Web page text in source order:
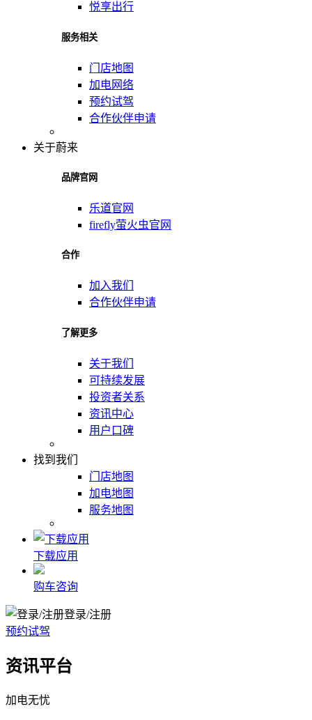
悦享出行
服务相关
门店地图
加电网络
预约试驾
合作伙伴申请
关于蔚来
品牌官网
乐道官网
firefly萤火虫官网
合作
加入我们
合作伙伴申请
了解更多
关于我们
可持续发展
投资者关系
资讯中心
用户口碑
找到我们
门店地图
加电地图
服务地图
下载应用
购车咨询
登录/注册
预约试驾
资讯平台
加电无忧